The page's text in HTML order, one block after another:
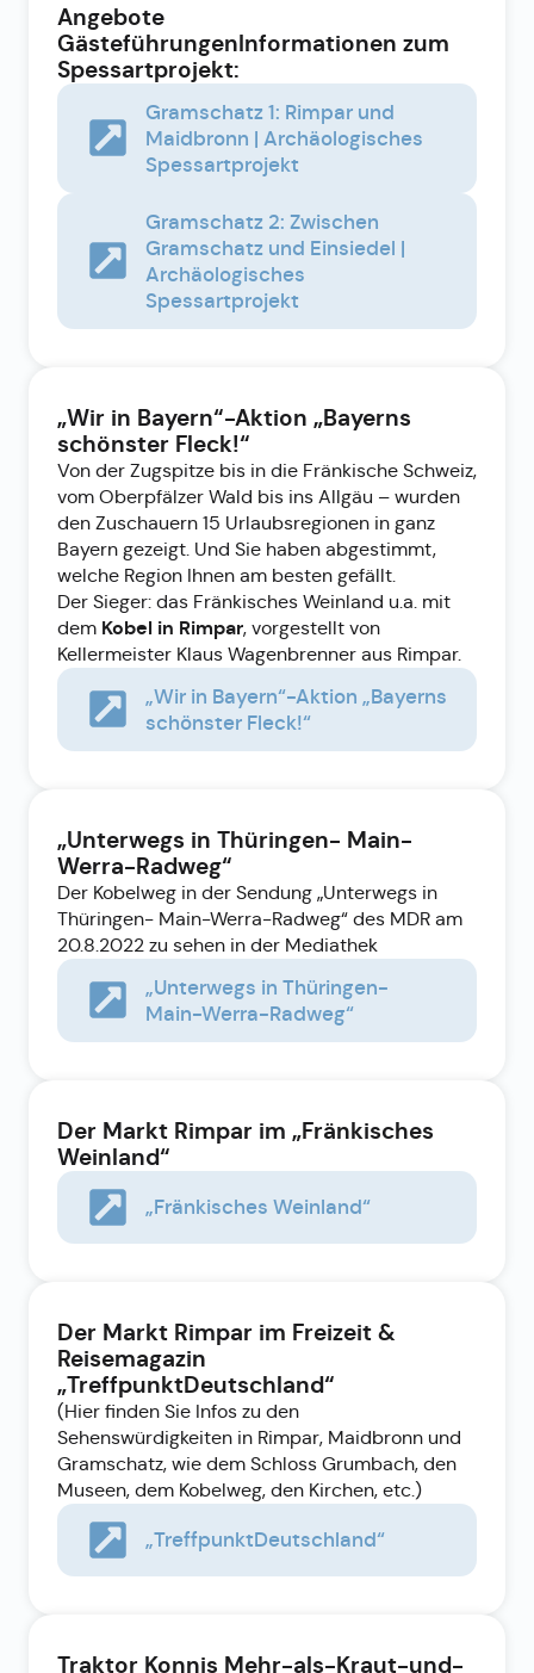
Angebote
GästeführungenInformationen zum
Spessartprojekt:
Gramschatz 1: Rimpar und
Maidbronn | Archäologisches
Spessartprojekt
Gramschatz 2: Zwischen
Gramschatz und Einsiedel |
Archäologisches
Spessartprojekt
„Wir in Bayern“-Aktion „Bayerns
schönster Fleck!“
Von der Zugspitze bis in die Fränkische Schweiz,
vom Oberpfälzer Wald bis ins Allgäu – wurden
den Zuschauern 15 Urlaubsregionen in ganz
Bayern gezeigt. Und Sie haben abgestimmt,
welche Region Ihnen am besten gefällt.
Der Sieger: das Fränkisches Weinland u.a. mit
dem Kobel in Rimpar, vorgestellt von
Kellermeister Klaus Wagenbrenner aus Rimpar.
„Wir in Bayern“-Aktion „Bayerns
schönster Fleck!“
„Unterwegs in Thüringen- Main-
Werra-Radweg“
Der Kobelweg in der Sendung „Unterwegs in
Thüringen- Main-Werra-Radweg“ des MDR am
20.8.2022 zu sehen in der Mediathek
„Unterwegs in Thüringen-
Main-Werra-Radweg“
Der Markt Rimpar im „Fränkisches
Weinland“
„Fränkisches Weinland“
Der Markt Rimpar im Freizeit &
Reisemagazin
„TreffpunktDeutschland“
(Hier finden Sie Infos zu den
Sehenswürdigkeiten in Rimpar, Maidbronn und
Gramschatz, wie dem Schloss Grumbach, den
Museen, dem Kobelweg, den Kirchen, etc.)
„TreffpunktDeutschland“
Traktor Konnis Mehr-als-Kraut-und-